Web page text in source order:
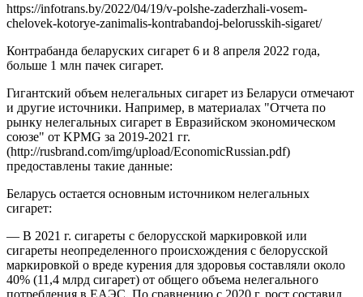
https://infotrans.by/2022/04/19/v-polshe-zaderzhali-vosem-
chelovek-kotorye-zanimalis-kontrabandoj-belorusskih-sigaret/
Контрабанда беларуских сигарет 6 и 8 апреля 2022 года,
больше 1 млн пачек сигарет.
Гигантский объем нелегальных сигарет из Беларуси отмечают
и другие источники. Например, в материалах "Отчета по
рынку нелегальных сигарет в Евразийском экономическом
союзе" от KPMG за 2019-2021 гг.
(http://rusbrand.com/img/upload/EconomicRussian.pdf)
предоставлены такие данные:
Беларусь остается основным источником нелегальных
сигарет:
— В 2021 г. сигареты с белорусской маркировкой или
сигареты неопределенного происхождения с белорусской
маркировкой о вреде курения для здоровья составляли около
40% (11,4 млрд сигарет) от общего объема нелегального
потребления в ЕАЭС. По сравнению с 2020 г. рост составил